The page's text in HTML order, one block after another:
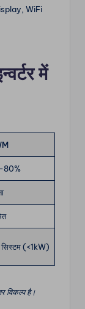
WiFi
में
सिस्टम (<1kW)
विकल्प है।